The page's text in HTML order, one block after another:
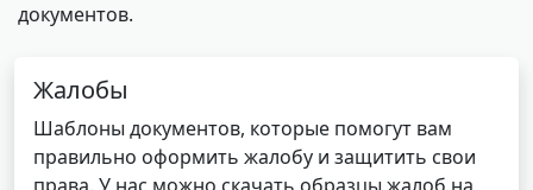
документов.
Жалобы
Шаблоны документов, которые помогут вам
правильно оформить жалобу и защитить свои